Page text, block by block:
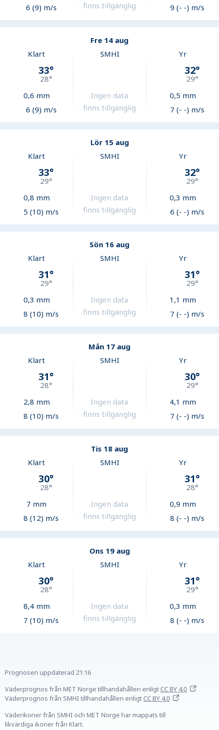
6 (9) m/s
finns tillgänglig
9 (- -) m/s
Fre 14 aug
Klart
33°
28°
0,6 mm
6 (9) m/s
SMHI
Ingen data
finns tillgänglig
Yr
32°
29°
0,5 mm
7 (- -) m/s
Lör 15 aug
Klart
33°
29°
0,8 mm
5 (10) m/s
SMHI
Ingen data
finns tillgänglig
Yr
32°
29°
0,3 mm
6 (- -) m/s
Sön 16 aug
Klart
31°
29°
0,3 mm
8 (10) m/s
SMHI
Ingen data
finns tillgänglig
Yr
31°
29°
1,1 mm
7 (- -) m/s
Mån 17 aug
Klart
31°
28°
2,8 mm
8 (10) m/s
SMHI
Ingen data
finns tillgänglig
Yr
30°
29°
4,1 mm
7 (- -) m/s
Tis 18 aug
Klart
30°
28°
7 mm
8 (12) m/s
SMHI
Ingen data
finns tillgänglig
Yr
31°
28°
0,9 mm
8 (- -) m/s
Ons 19 aug
Klart
30°
28°
8,4mm
7 (10) m/s
SMHI
Ingen data
finns tillgänglig
Yr
31°
29°
0,3 mm
8 (- -) m/s
Prognosen uppdaterad 21:16
Väderprognos från MET Norge tillhandahållen enligtCC BY 4.0
Väderprognos från SMHI tillhandahållen enligtCC BY 4.0
Väderikoner från SMHI och MET Norge har mappats till
likvärdiga ikoner från Klart.